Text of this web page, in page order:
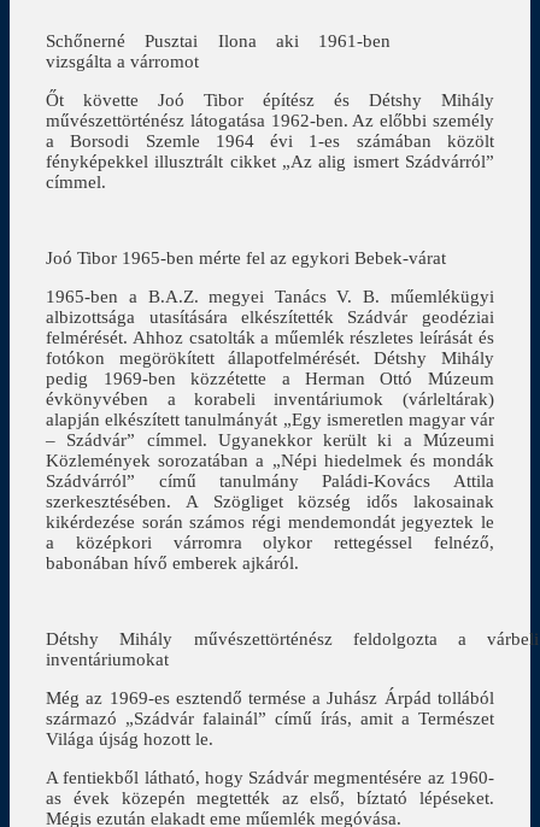
Schőnerné Pusztai Ilona aki 1961-ben
vizsgálta a várromot
Őt követte Joó Tibor építész és Détshy Mihály
művészettörténész látogatása 1962-ben. Az előbbi személy
a Borsodi Szemle 1964 évi 1-es számában közölt
fényképekkel illusztrált cikket „Az alig ismert Szádvárról”
címmel.
Joó Tibor 1965-ben mérte fel az egykori Bebek-várat
1965-ben a B.A.Z. megyei Tanács V. B. műemlékügyi
albizottsága utasítására elkészítették Szádvár geodéziai
felmérését. Ahhoz csatolták a műemlék részletes leírását és
fotókon megörökített állapotfelmérését. Détshy Mihály
pedig 1969-ben közzétette a Herman Ottó Múzeum
évkönyvében a korabeli inventáriumok (várleltárak)
alapján elkészített tanulmányát „Egy ismeretlen magyar vár
– Szádvár” címmel. Ugyanekkor került ki a Múzeumi
Közlemények sorozatában a „Népi hiedelmek és mondák
Szádvárról” című tanulmány Paládi-Kovács Attila
szerkesztésében. A Szögliget község idős lakosainak
kikérdezése során számos régi mendemondát jegyeztek le
a középkori várromra olykor rettegéssel felnéző,
babonában hívő emberek ajkáról.
Détshy Mihály művészettörténész feldolgozta a várbeli
inventáriumokat
Még az 1969-es esztendő termése a Juhász Árpád tollából
származó „Szádvár falainál” című írás, amit a Természet
Világa újság hozott le.
A fentiekből látható, hogy Szádvár megmentésére az 1960-
as évek közepén megtették az első, bíztató lépéseket.
Mégis ezután elakadt eme műemlék megóvása.